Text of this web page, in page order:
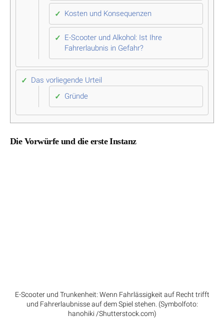
Kosten und Konsequenzen
E-Scooter und Alkohol: Ist Ihre
Fahrerlaubnis in Gefahr?
Das vorliegende Urteil
Gründe
Die Vorwürfe und die erste Instanz
E-Scooter und Trunkenheit: Wenn Fahrlässigkeit auf Recht trifft
und Fahrerlaubnisse auf dem Spiel stehen. (Symbolfoto:
hanohiki /Shutterstock.com)